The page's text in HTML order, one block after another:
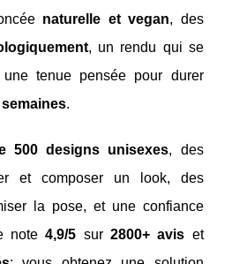
naturelle et vegan, des
, un rendu qui se
tenue pensée pour durer
semaines.
500 designs unisexes, des
et composer un look, des
la pose, et une confiance
note4,9/5 sur2800+ avis et